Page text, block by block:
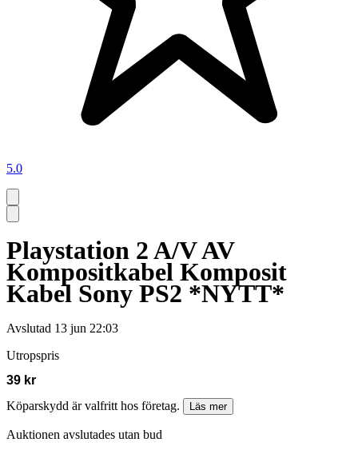
5.0
Playstation 2 A/V AV
Kompositkabel Komposit
Kabel Sony PS2 *NYTT*
Avslutad 13 jun 22:03
Utropspris
39 kr
Köparskydd är valfritt hos företag.
Läs mer
Auktionen avslutades utan bud